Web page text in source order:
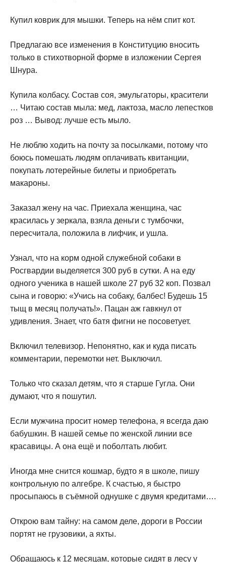
Купил коврик для мышки. Теперь на нём спит кот.
Предлагаю все изменения в Конституцию вносить
только в стихотворной форме в изложении Сергея
Шнура.
Купила колбасу. Состав соя, эмульгаторы, красители
… Читаю состав мыла: мед, лактоза, масло лепестков
роз … Вывод: лучше есть мыло.
Не люблю ходить на почту за посылками, потому что
боюсь помешать людям оплачивать квитанции,
покупать лотерейные билеты и приобретать
макароны.
Заказал жену на час. Приехала женщина, час
красилась у зеркала, взяла деньги с тумбочки,
пересчитала, положила в лифчик, и ушла.
Узнал, что на корм одной служебной собаки в
Росгвардии выделяется 300 руб в сутки. А на еду
одного ученика в нашей школе 27 руб 32 коп. Позвал
сына и говорю: «Учись на собаку, балбес! Будешь 15
тыщ в месяц получать!». Пацан аж гавкнул от
удивления. Знает, что батя фигни не посоветует.
Включил телевизор. Непонятно, как и куда писать
комментарии, перемотки нет. Выключил.
Только что сказал детям, что я старше Гугла. Они
думают, что я пошутил.
Если мужчина просит номер телефона, я всегда даю
бабушкин. В нашей семье по женской линии все
красавицы. А она ещё и поболтать любит.
Иногда мне снится кошмар, будто я в школе, пишу
контрольную по алгебре. К счастью, я быстро
просыпаюсь в съёмной однушке с двумя кредитами….
Открою вам тайну: на самом деле, дороги в России
портят не грузовики, а яхты.
Обращаюсь к 12 месяцам, которые сидят в лесу у